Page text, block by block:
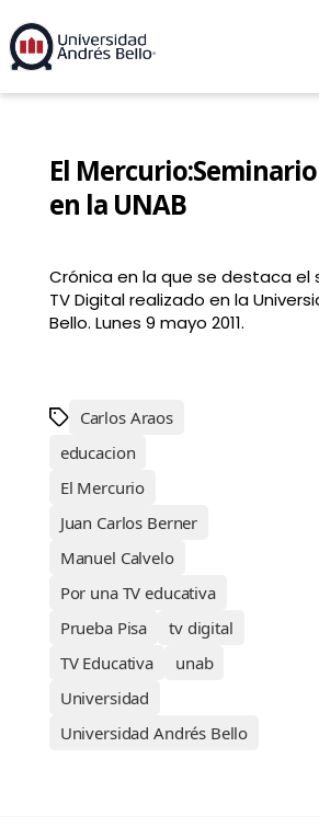
El
en la UNAB
Crónica en la que se destaca el
TV Digital realizado en la
Bello. Lunes 9 mayo 2011.
Carlos Araos
educacion
El Mercurio
Juan Carlos Berner
Manuel Calvelo
Por una TV educativa
Prueba Pisa
tv digital
TV Educativa
unab
Universidad
Universidad Andrés Bello